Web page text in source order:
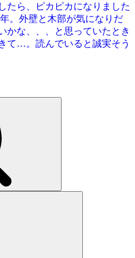
たら、ピカピカになりました
。外壁と木部が気になりだ
かな、、、と思っていたとき
て…。読んでいると誠実そう